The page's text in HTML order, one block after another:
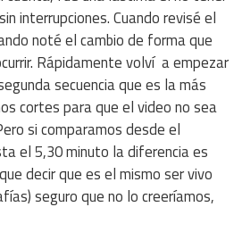
interrupciones. Cuando revisé el
noté el cambio de forma que
Rápidamente volví a empezar
secuencia que es la más
cortes para que el video no sea
si comparamos desde el
el 5,30 minuto la diferencia es
decir que es el mismo ser vivo
seguro que no lo creeríamos,